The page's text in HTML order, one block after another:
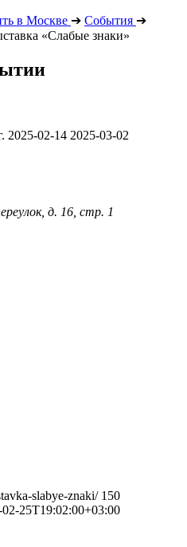
в Москве ➔ События ➔
«Слабые знаки»
2025-02-14 2025-03-02
д. 16, стр. 1
slabye-znaki/ 150
02-25T19:02:00+03:00